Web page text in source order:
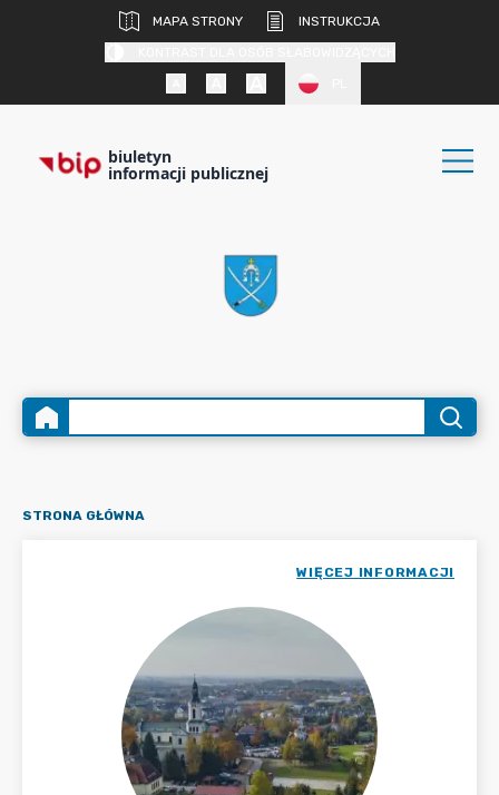
MAPA STRONY
INSTRUKCJA
biuletyn
informacji publicznej
STRONA GŁÓWNA
WIĘCEJ INFORMACJI